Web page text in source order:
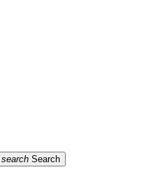
search Search